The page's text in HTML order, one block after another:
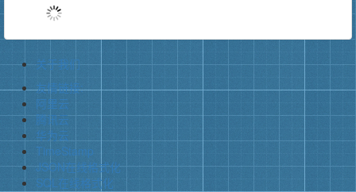
关于我们
友情链接:
阿里云
腾讯云
华为云
TimeStamp
JSON在线格式化
SQL在线格式化